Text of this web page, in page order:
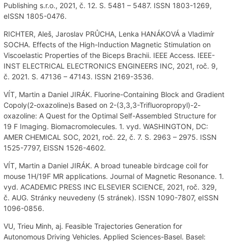
Publishing s.r.o., 2021, č. 12. S. 5481 – 5487. ISSN 1803-1269,
eISSN 1805-0476.
RICHTER, Aleš, Jaroslav PRŮCHA, Lenka HANÁKOVÁ a Vladimír
SOCHA. Effects of the High-Induction Magnetic Stimulation on
Viscoelastic Properties of the Biceps Brachii. IEEE Access. IEEE-
INST ELECTRICAL ELECTRONICS ENGINEERS INC, 2021, roč. 9,
č. 2021. S. 47136 – 47143. ISSN 2169-3536.
VÍT, Martin a Daniel JIRÁK. Fluorine-Containing Block and Gradient
Copoly(2-oxazoline)s Based on 2-(3,3,3-Trifluoropropyl)-2-
oxazoline: A Quest for the Optimal Self-Assembled Structure for
19 F Imaging. Biomacromolecules. 1. vyd. WASHINGTON, DC:
AMER CHEMICAL SOC, 2021, roč. 22, č. 7. S. 2963 – 2975. ISSN
1525-7797, EISSN 1526-4602.
VÍT, Martin a Daniel JIRÁK. A broad tuneable birdcage coil for
mouse 1H/19F MR applications. Journal of Magnetic Resonance. 1.
vyd. ACADEMIC PRESS INC ELSEVIER SCIENCE, 2021, roč. 329,
č. AUG. Stránky neuvedeny (5 stránek). ISSN 1090-7807, eISSN
1096-0856.
VU, Trieu Minh, aj. Feasible Trajectories Generation for
Autonomous Driving Vehicles. Applied Sciences-Basel. Basel: